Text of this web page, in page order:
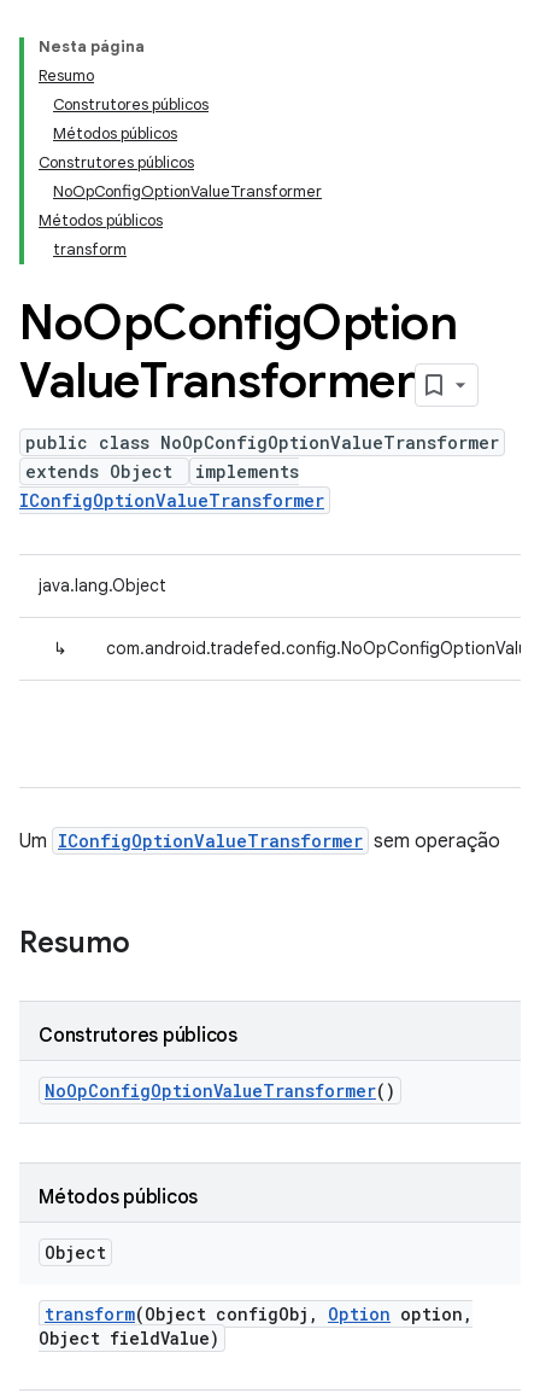
Nesta página
Resumo
Construtores públicos
Métodos públicos
Construtores públicos
NoOpConfigOptionValueTransformer
Métodos públicos
transform
NoOpConfigOption
ValueTransformer
public class NoOpConfigOptionValueTransformer
extends Object
implements
IConfigOptionValueTransformer
java.lang.Object
↳
Um IConfigOptionValueTransformer sem operação
Resumo
Construtores públicos
NoOpConfigOptionValueTransformer()
Métodos públicos
Object
transform(Object configObj , Option option ,
Object fieldValue)